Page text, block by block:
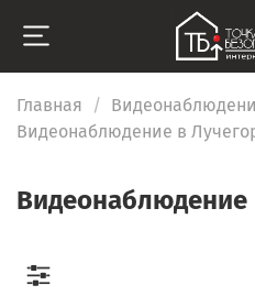
Главная
Видеонаблюдение в
Видеонаблюдение